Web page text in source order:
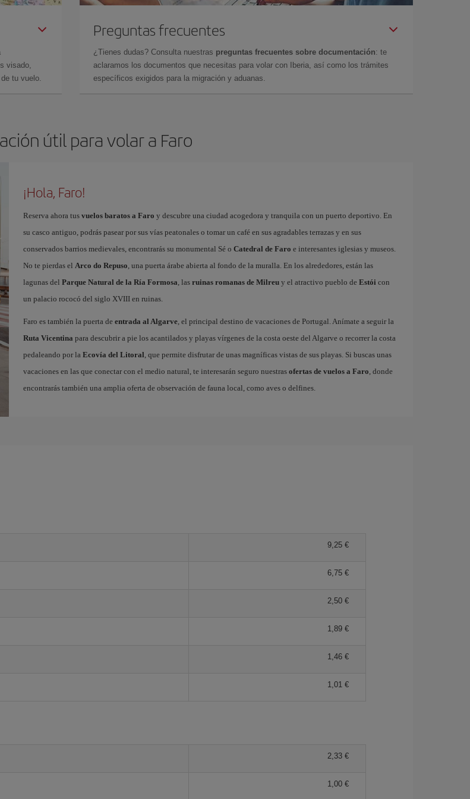
visado,
tu vuelo.
Preguntas frecuentes
¿Tienes dudas? Consulta nuestras preguntas frecuentes sobre documentación: te
aclaramos los documentos que necesitas para volar con Iberia, así como los trámites
específicos exigidos para la migración y aduanas.
útil para volar a Faro
¡Hola, Faro!
Reserva ahora tus vuelos baratos a Faro y descubre una ciudad acogedora y tranquila con un puerto deportivo. En
su casco antiguo, podrás pasear por sus vías peatonales o tomar un café en sus agradables terrazas y en sus
conservados barrios medievales, encontrarás su monumental Sé o Catedral de Faro e interesantes iglesias y museos.
No te pierdas el Arco do Repuso, una puerta árabe abierta al fondo de la muralla. En los alrededores, están las
lagunas del Parque Natural de la Ría Formosa, las ruinas romanas de Milreuy el atractivo pueblo de Estói con
un palacio rococó del siglo XVIII en ruinas.
Faro es también la puerta de entrada al Algarve, el principal destino de vacaciones de Portugal. Anímate a seguir la
Ruta Vicentina para descubrir a pie los acantilados y playas vírgenes de la costa oeste del Algarve o recorrer la costa
pedaleando por la Ecovía del Litoral, que permite disfrutar de unas magníficas vistas de sus playas. Si buscas unas
vacaciones en las que conectar con el medio natural, te interesarán seguro nuestras ofertas de vuelos a Faro, donde
encontrarás también una amplia oferta de observación de fauna local, como aves o delfines.
9,25 €
6,75 €
2,50 €
1,89 €
1,46 €
1,01 €
2,33 €
1,00 €